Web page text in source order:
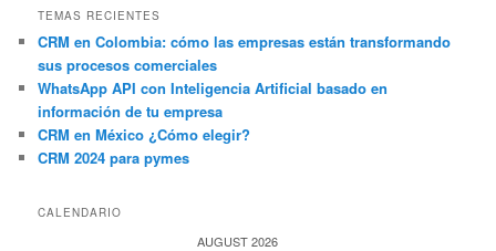
TEMAS RECIENTES
CRM en Colombia: cómo las empresas están transformando
sus procesos comerciales
WhatsApp API con Inteligencia Artificial basado en
información de tu empresa
CRM en México ¿Cómo elegir?
CRM 2024 para pymes
CALENDARIO
AUGUST 2026